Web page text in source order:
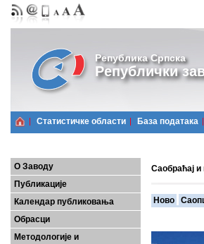
Република Српска
Републички
Статистичке области Базa података
О Заводу
Публикације
Календар публиковања
Обрасци
Методологије и
Саобраћај и
Ново